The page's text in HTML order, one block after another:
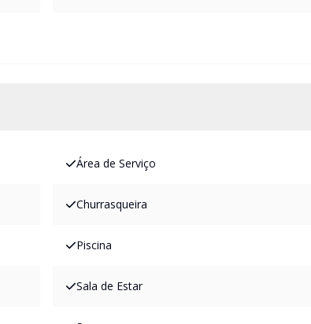
Área de Serviço
Churrasqueira
Piscina
Sala de Estar